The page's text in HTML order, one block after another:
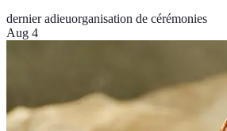
dernier adieuorganisation de cérémonies
Aug 4